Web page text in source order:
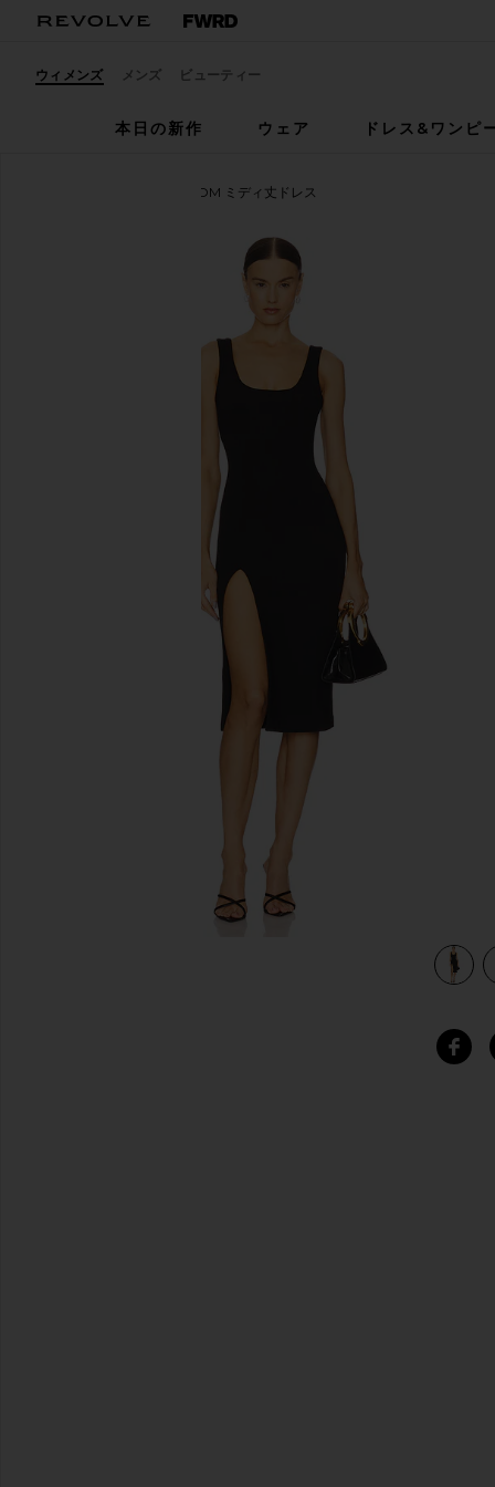
ウィメンズ メンズ ビューティー
本日の新作 ウェア ドレス&ワンピ
THOM ミディ丈ドレス
お気に入りNBD Thom Midi Dress in Black